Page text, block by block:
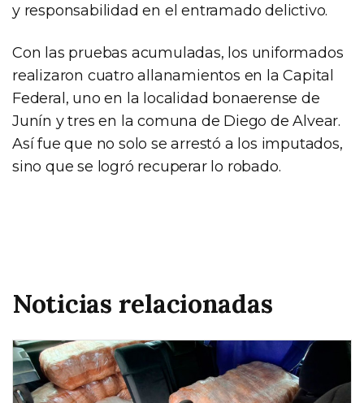
y responsabilidad en el entramado delictivo.
Con las pruebas acumuladas, los uniformados
realizaron cuatro allanamientos en la Capital
Federal, uno en la localidad bonaerense de
Junín y tres en la comuna de Diego de Alvear.
Así fue que no solo se arrestó a los imputados,
sino que se logró recuperar lo robado.
Noticias relacionadas